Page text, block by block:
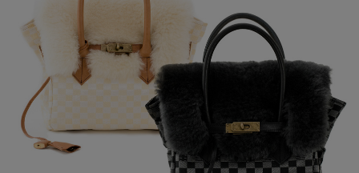
か生まれない美しいフォルム。
持ち手はバッグ本体に馴染む本革を使用し、ゴールドの金具や鍵
がクラシックな雰囲気を作り上げています。
カジュアル・フォーマルのどちらにもマッチし、和装にもオスス
メのデザインです。
普段使いは勿論、観劇やパーティーのようなスペシャルな日な
ど、様々なシーンでお使い頂けます。
サイズ
縦32cm・横24cm・マチ幅13cm
持ち手の全長:40cm